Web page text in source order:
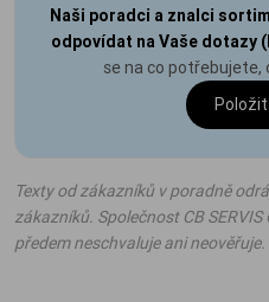
Naši poradci a znalci
odpovídat na Vaše dotazy
se na co potřebujete,
Texty od zákazníků v poradně
zákazníků. Společnost CB
předem neschvaluje ani neověřuje.